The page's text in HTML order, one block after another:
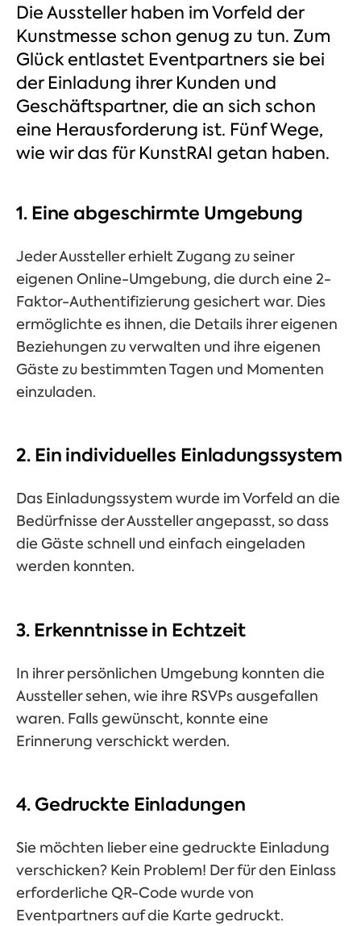
Die Aussteller haben im Vorfeld der
Kunstmesse schon genug zu tun. Zum
Glück entlastet Eventpartners sie bei
der Einladung ihrer Kunden und
Geschäftspartner, die an sich schon
eine Herausforderung ist. Fünf Wege,
wie wir das für KunstRAI getan haben.
1. Eine abgeschirmte Umgebung
Jeder Aussteller erhielt Zugang zu seiner
eigenen Online-Umgebung, die durch eine 2-
Faktor-Authentifizierung gesichert war. Dies
ermöglichte es ihnen, die Details ihrer eigenen
Beziehungen zu verwalten und ihre eigenen
Gäste zu bestimmten Tagen und Momenten
einzuladen.
2. Ein individuelles Einladungssystem
Das Einladungssystem wurde im Vorfeld an die
Bedürfnisse der Aussteller angepasst, so dass
die Gäste schnell und einfach eingeladen
werden konnten.
3. Erkenntnisse in Echtzeit
In ihrer persönlichen Umgebung konnten die
Aussteller sehen, wie ihre RSVPs ausgefallen
waren. Falls gewünscht, konnte eine
Erinnerung verschickt werden.
4. Gedruckte Einladungen
Sie möchten lieber eine gedruckte Einladung
verschicken? Kein Problem! Der für den Einlass
erforderliche QR-Code wurde von
Eventpartners auf die Karte gedruckt.